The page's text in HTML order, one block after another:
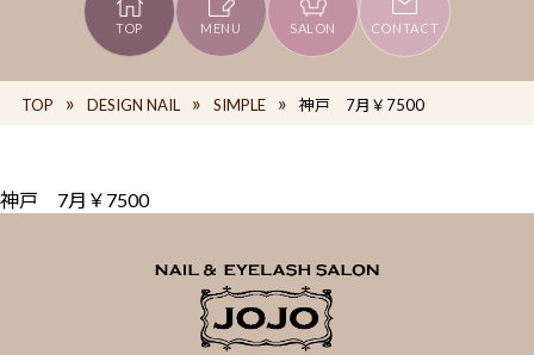
TOP MENU SALON CONTACT
TOP DESIGN NAIL SIMPLE 神戸 7月￥7500
神戸 7月￥7500